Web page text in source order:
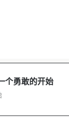
个勇敢的开始